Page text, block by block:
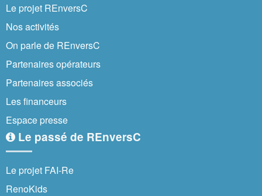
Le projet REnversC
Nos activités
On parle de REnversC
Partenaires opérateurs
Partenaires associés
Les financeurs
Espace presse
Le passé de REnversC
Le projet FAI-Re
RenoKids